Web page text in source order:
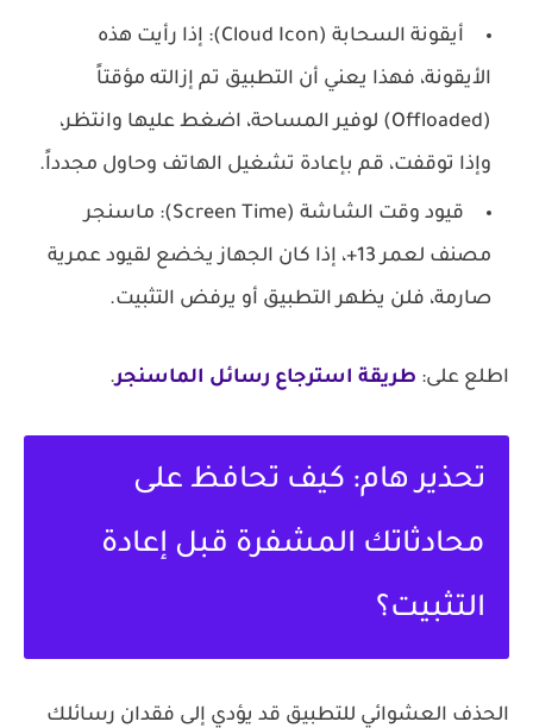
أيقونة السحابة (Cloud Icon):
إذا رأيت هذه
الأيقونة، فهذا يعني أن التطبيق تم إزالته مؤقتاً
(Offloaded) لوفير المساحة، اضغط عليها وانتظر،
وإذا توقفت، قم بإعادة تشغيل الهاتف وحاول مجدداً.
قيود وقت الشاشة (Screen Time):
ماسنجر
مصنف لعمر 13+، إذا كان الجهاز يخضع لقيود عمرية
صارمة، فلن يظهر التطبيق أو يرفض التثبيت.
اطلع على: طريقة استرجاع رسائل الماسنجر.
تحذير هام: كيف تحافظ على
محادثاتك المشفرة قبل إعادة
التثبيت؟
الحذف العشوائي للتطبيق قد يؤدي إلى فقدان رسائلك